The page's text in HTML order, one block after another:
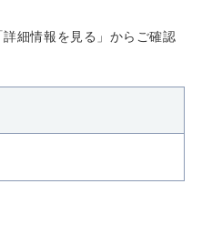
細情報を見る」からご確認